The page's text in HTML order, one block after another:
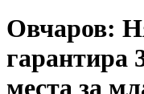
Овчаров:
гарантира
места за